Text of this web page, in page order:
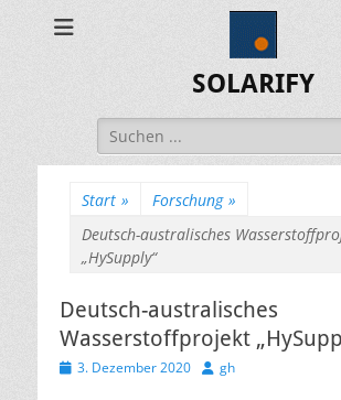
SOLARIFY
Suchen
nach:
Start » Forschung »
Deutsch-australisches
„HySupply“
Deutsch-australisches
Wasserstoffprojekt
Veröffentlicht
3. Dezember 2020 Autor
gh